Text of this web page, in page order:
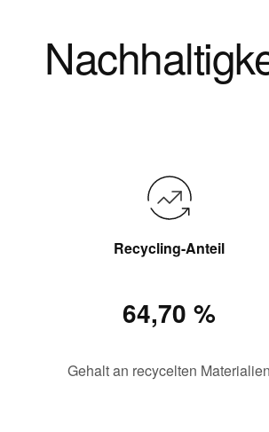
Recycling-Anteil
64,70 %
Gehalt an recycelten Materialien